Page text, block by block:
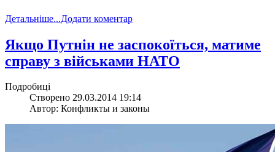
Детальніше...Додати коментар
Якщо Путнін не заспокоїться, матиме
справу з військами НАТО
Подробиці
Створено 29.03.2014 19:14
Автор: Конфликты и законы